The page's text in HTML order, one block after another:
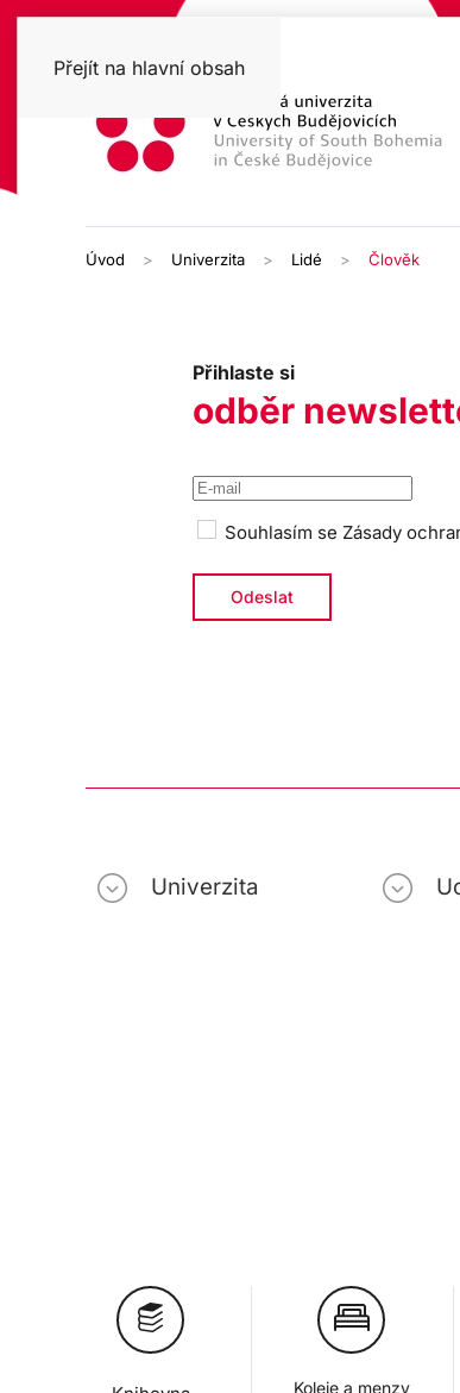
Přejít na hlavní obsah
Úvod Univerzita Lidé Člověk
Přihlaste si
odběr
Souhlasím se Zásady
Univerzita
Koleje a menzy